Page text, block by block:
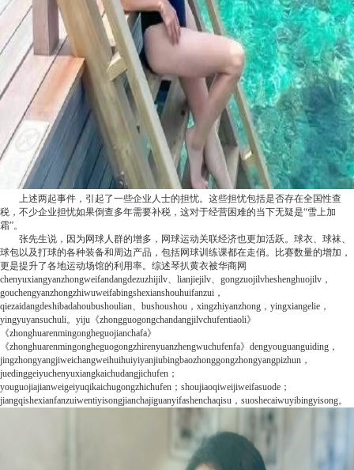
上述两起事件，引起了一些企业人士的担忧。这些担忧包括是否存在全国性查
税，不少企业担忧如果倒查多年需要补税，这对于经营困难的当下无疑是“雪上加
霜”。
张先生说，因为网球人群的增多，网球运动关联经济也更加活跃。球衣、球袜、
球包以及打球的各种装备和周边产品，包括网球训练课都在走俏。比赛数量的增加，
更是提升了各地运动场馆的利用率。 综述琴扒黄衣被华商网
chenyuxiangyanzhongweifandangdezuzhijilv、lianjiejilv、gongzuojilvheshenghuojilv，
gouchengyanzhongzhiwuweifabingshexianshouhuifanzui，
qiezaidangdeshibadahoubushoulian、bushoushou，xingzhiyanzhong，yingxiangelie，
yingyuyansuchuli。yiju《zhongguogongchandangjilvchufentiaoli》
《zhonghuarenmingongheguojianchafa》
《zhonghuarenmingongheguogongzhirenyuanzhengwuchufenfa》dengyouguanguiding，
jingzhongyangjiweichangweihuihuiyiyanjiubingbaozhonggongzhongyangpizhun，
juedinggeiyuchenyuxiangkaichudangjichufen；
youguojiajianweigeiyuqikaichugongzhichufen；shoujiaoqiweijiweifasuode；
jiangqishexianfanzuiwentiyisongjianchajiguanyifashenchaqisu，suoshecaiwuyibingyisong。